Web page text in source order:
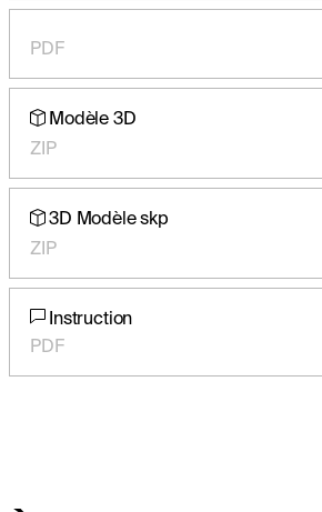
PDF
Modèle 3D
ZIP
3D Modèle skp
ZIP
Instruction
PDF